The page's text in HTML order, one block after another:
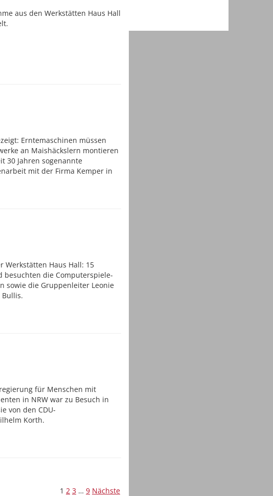
aus den Werkstätten Haus Hall
Erntemaschinen müssen
an Maishäckslern montieren
30 Jahren sogenannte
mit der Firma Kemper in
Werkstätten Haus Hall: 15
besuchten die Computerspiele-
sowie die Gruppenleiter Leonie
für Menschen mit
in NRW war zu Besuch in
von den CDU-
Korth.
1 2 3 … 9 Nächste